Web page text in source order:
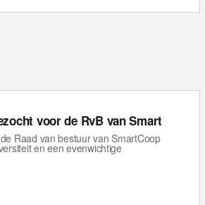
voor de RvB van Smart
Raad van bestuur van SmartCoop
en een evenwichtige